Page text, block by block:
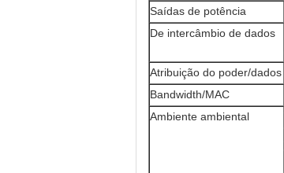
Saídas de potência
De intercâmbio de dados
Atribuição do poder/dados
Bandwidth/MAC
Ambiente ambiental